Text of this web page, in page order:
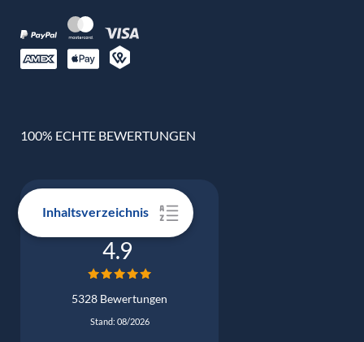
Inhaltsverzeichnis
100% ECHTE BEWERTUNGEN
4.9
5328 Bewertungen
Stand: 08/2026